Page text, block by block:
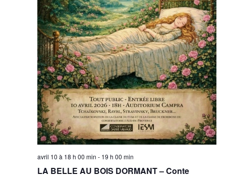
avril 10 à 18 h 00 min - 19 h 00 min
LA BELLE AU BOIS DORMANT – Conte